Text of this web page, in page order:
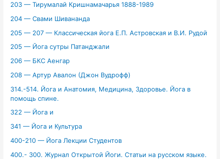
203 — Тирумалай Кришнамачарья 1888-1989
204 — Свами Шивананда
205 — 207 — Классическая йога Е.П. Астровская и В.И. Рудой
205 — Йога сутры Патанджали
206 — БКС Аенгар
208 — Артур Авалон (Джон Вудрофф)
314.-514. Йога и Анатомия, Медицина, Здоровье. Йога в
помощь спине.
322 — Йога и
341 — Йога и Культура
400-210 — Йога Лекции Студентов
400.- 300. Журнал Открытой Йоги. Статьи на русском языке.